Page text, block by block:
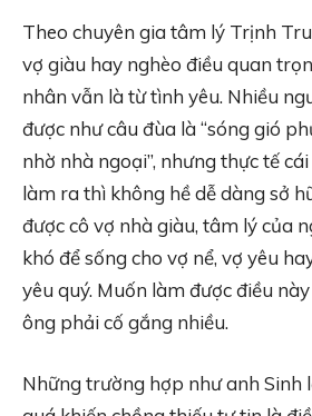
Theo chuyên gia tâm lý Trịnh
vợ giàu hay nghèo điều quan
nhân vẫn là từ tình yêu. Nhiều
được như câu đùa là “sóng gió
nhờ nhà ngoại”, nhưng thực tế
làm ra thì không hề dễ dàng sở
được cô vợ nhà giàu, tâm lý của
khó để sống cho vợ nể, vợ yêu
yêu quý. Muốn làm được điều
ông phải cố gắng nhiều.
Những trường hợp như anh Sinh